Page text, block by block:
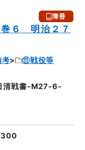
簿冊
６ 明治２７
考
⑪戦役等
清戦書-M27-6-